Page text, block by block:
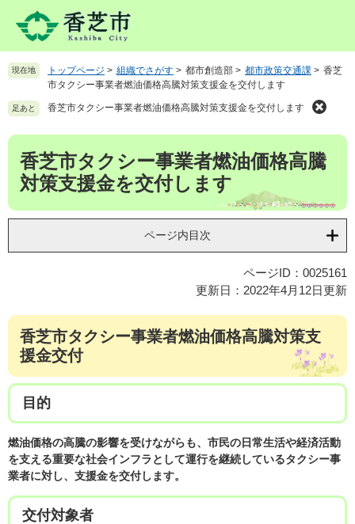
先
。
を
て
現在地 トップページ > 組織でさがす > 都市創造部 > 都市政策交通課 > 香芝
市タクシー事業者燃油価格高騰対策支援金を交付します
足あと 香芝市タクシー事業者燃油価格高騰対策支援金を交付します
本
香芝市タクシー事業者燃油価格高騰
対策支援金を交付します
ページ内目次
ページID：0025161
更新日：2022年4月12日更新
香芝市タクシー事業者燃油価格高騰対策支
援金交付
目的
燃油価格の高騰の影響を受けながらも、市民の日常生活や経済活動
を支える重要な社会インフラとして運行を継続しているタクシー事
業者に対し、支援金を交付します。
交付対象者